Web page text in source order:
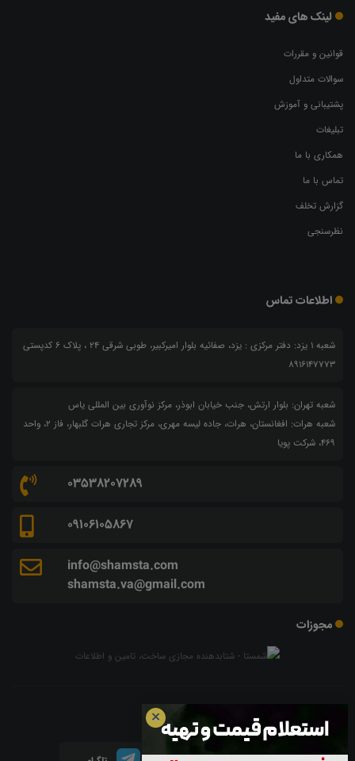
لینک های مفید
قوانین و مقررات
سوالات متداول
پشتیبانی و آموزش
تبلیغات
همکاری با ما
تماس با ما
گزارش تخلف
نظرسنجی
اطلاعات تماس
شعبه 1 یزد: دفتر مرکزی : یزد، صفائیه بلوار امیرکبیر، طوبی شرقی 24 ، پلاک 6 کدپستی
8916147773
شعبه تهران: بلوار ارتش، جنب خیابان ابوذر، مرکز نوآوری بین المللی یاس
شعبه هرات: افغانستان، هرات، جاده لیسه مهری، مرکز تجاری هرات گلبهار، فاز ۲، واحد
۴۶۹، شرکت پویا
03538207289
09106105867
info@shamsta.com
shamsta.va@gmail.com
مجوزات
شبکه های اجتماعی ✕